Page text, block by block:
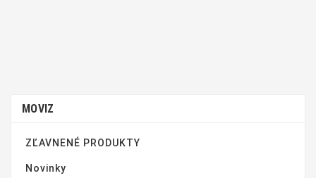
MOVIZ
ZĽAVNENÉ PRODUKTY
Novinky